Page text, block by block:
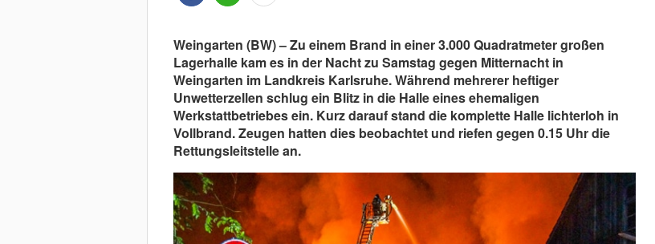
Weingarten (BW) – Zu einem Brand in einer 3.000 Quadratmeter großen
Lagerhalle kam es in der Nacht zu Samstag gegen Mitternacht in
Weingarten im Landkreis Karlsruhe. Während mehrerer heftiger
Unwetterzellen schlug ein Blitz in die Halle eines ehemaligen
Werkstattbetriebes ein. Kurz darauf stand die komplette Halle lichterloh in
Vollbrand. Zeugen hatten dies beobachtet und riefen gegen 0.15 Uhr die
Rettungsleitstelle an.